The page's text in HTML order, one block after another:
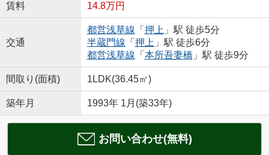
賃料 14.8万円
交通
都営浅草線 「 押上 」駅 徒歩5分
半蔵門線 「 押上 」駅 徒歩6分
都営浅草線 「 本所吾妻橋 」駅 徒歩9分
間取り(面積) 1LDK(36.45㎡)
築年月 1993年 1月(築33年)
お問い合わせ(無料)